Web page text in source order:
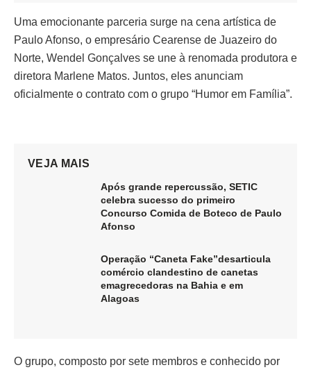
Uma emocionante parceria surge na cena artística de
Paulo Afonso, o empresário Cearense de Juazeiro do
Norte, Wendel Gonçalves se une à renomada produtora e
diretora Marlene Matos. Juntos, eles anunciam
oficialmente o contrato com o grupo “Humor em Família”.
VEJA MAIS
Após grande repercussão, SETIC
celebra sucesso do primeiro
Concurso Comida de Boteco de Paulo
Afonso
Operação “Caneta Fake”desarticula
comércio clandestino de canetas
emagrecedoras na Bahia e em
Alagoas
O grupo, composto por sete membros e conhecido por